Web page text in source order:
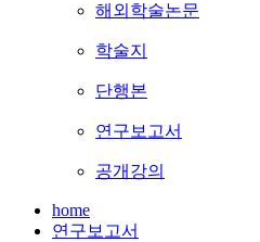
해외학술논문
학술지
단행본
연구보고서
공개강의
home
연구보고서